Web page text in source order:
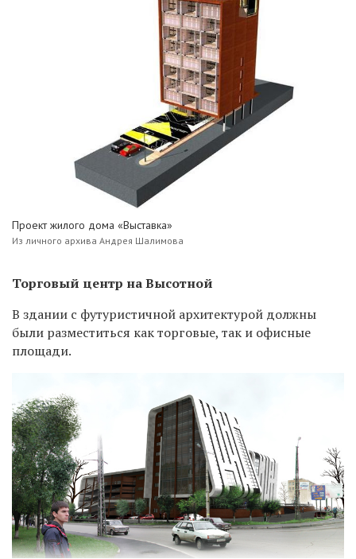
Проект жилого дома «Выставка»
Из личного архива Андрея Шалимова
Торговый центр на Высотной
В здании с футуристичной архитектурой должны
были разместиться как торговые, так и офисные
площади.